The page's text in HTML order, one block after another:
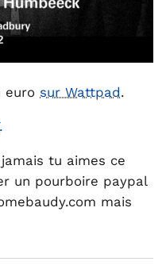
euro sur Wattpad.
tu aimes ce
un pourboire paypal
mais